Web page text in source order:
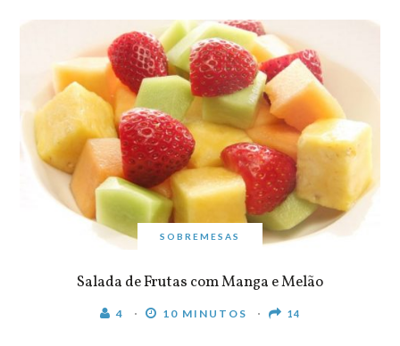
SOBREMESAS
Salada de Frutas com Manga e Melão
4 10 MINUTOS 14